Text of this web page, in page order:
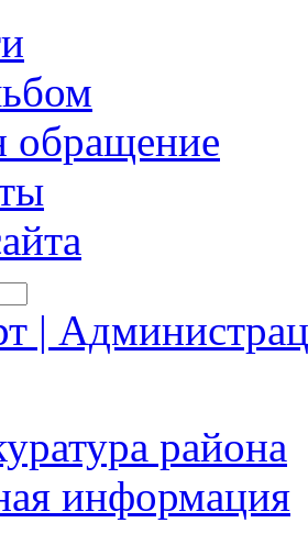
обращение
района
информация